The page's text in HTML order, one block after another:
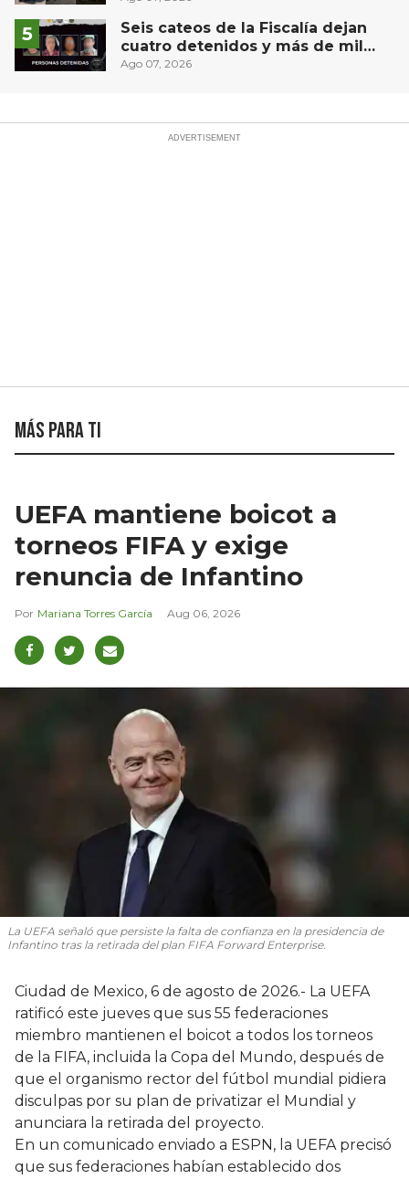
Seis cateos de la Fiscalía dejan
cuatro detenidos y más de mil
dosis aseguradas en Querétaro
Ago 07, 2026
Más para ti
UEFA mantiene boicot a
torneos FIFA y exige
renuncia de Infantino
Mariana Torres García Aug 06, 2026
La UEFA señaló que persiste la falta de confianza en la presidencia de
Infantino tras la retirada del plan FIFA Forward Enterprise.
Ciudad de Mexico, 6 de agosto de 2026.- La UEFA
ratificó este jueves que sus 55 federaciones
miembro mantienen el boicot a todos los torneos
de la FIFA, incluida la Copa del Mundo, después de
que el organismo rector del fútbol mundial pidiera
disculpas por su plan de privatizar el Mundial y
anunciara la retirada del proyecto.
En un comunicado enviado a ESPN, la UEFA precisó
que sus federaciones habían establecido dos